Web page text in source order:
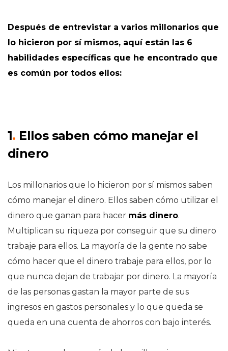
Después de entrevistar a varios millonarios que
lo hicieron por sí mismos, aquí están las 6
habilidades específicas que he encontrado que
es común por todos ellos:
1. Ellos saben cómo manejar el
dinero
Los millonarios que lo hicieron por sí mismos saben
cómo manejar el dinero. Ellos saben cómo utilizar el
dinero que ganan para hacer más dinero.
Multiplican su riqueza por conseguir que su dinero
trabaje para ellos. La mayoría de la gente no sabe
cómo hacer que el dinero trabaje para ellos, por lo
que nunca dejan de trabajar por dinero. La mayoría
de las personas gastan la mayor parte de sus
ingresos en gastos personales y lo que queda se
queda en una cuenta de ahorros con bajo interés.